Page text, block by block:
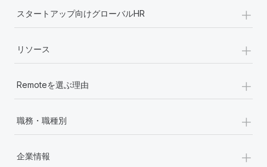
スタートアップ向けグローバルHR +
リソース +
Remoteを選ぶ理由 +
職務・職種別 +
企業情報 +